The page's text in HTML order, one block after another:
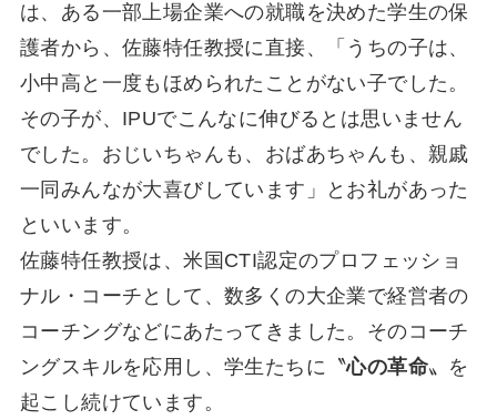
は、ある一部上場企業への就職を決めた学生の保
護者から、佐藤特任教授に直接、「うちの子は、
小中高と一度もほめられたことがない子でした。
その子が、IPUでこんなに伸びるとは思いません
でした。おじいちゃんも、おばあちゃんも、親戚
一同みんなが大喜びしています」とお礼があった
といいます。
佐藤特任教授は、米国CTI認定のプロフェッショ
ナル・コーチとして、数多くの大企業で経営者の
コーチングなどにあたってきました。そのコーチ
ングスキルを応用し、学生たちに〝心の革命〟を
起こし続けています。